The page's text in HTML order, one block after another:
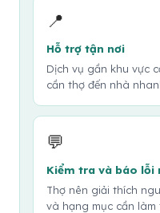
📍
Hỗ trợ tận nơi
Dịch vụ gần khu vực
cần thợ đến nhà
💬
Kiểm tra và báo lỗi
Thợ nên giải thích
và hạng mục cần